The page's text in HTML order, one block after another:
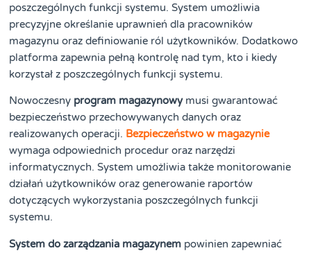
poszczególnych funkcji systemu. System umożliwia
precyzyjne określanie uprawnień dla pracowników
magazynu oraz definiowanie ról użytkowników. Dodatkowo
platforma zapewnia pełną kontrolę nad tym, kto i kiedy
korzystał z poszczególnych funkcji systemu.
Nowoczesny program magazynowymusi gwarantować
bezpieczeństwo przechowywanych danych oraz
realizowanych operacji. Bezpieczeństwo w magazynie
wymaga odpowiednich procedur oraz narzędzi
informatycznych. System umożliwia także monitorowanie
działań użytkowników oraz generowanie raportów
dotyczących wykorzystania poszczególnych funkcji
systemu.
System do zarządzania magazynem powinien zapewniać